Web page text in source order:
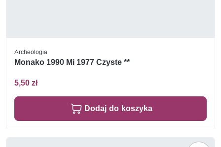
Archeologia
Monako 1990 Mi 1977 Czyste **
5,50 zł
Dodaj do koszyka